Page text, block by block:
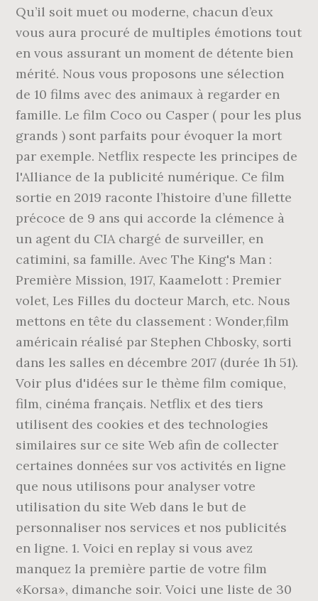
Qu’il soit muet ou moderne, chacun d’eux
vous aura procuré de multiples émotions tout
en vous assurant un moment de détente bien
mérité. Nous vous proposons une sélection
de 10 films avec des animaux à regarder en
famille. Le film Coco ou Casper ( pour les plus
grands ) sont parfaits pour évoquer la mort
par exemple. Netflix respecte les principes de
l'Alliance de la publicité numérique. Ce film
sortie en 2019 raconte l’histoire d’une fillette
précoce de 9 ans qui accorde la clémence à
un agent du CIA chargé de surveiller, en
catimini, sa famille. Avec The King's Man :
Première Mission, 1917, Kaamelott : Premier
volet, Les Filles du docteur March, etc. Nous
mettons en tête du classement : Wonder,film
américain réalisé par Stephen Chbosky, sorti
dans les salles en décembre 2017 (durée 1h 51).
Voir plus d'idées sur le thème film comique,
film, cinéma français. Netflix et des tiers
utilisent des cookies et des technologies
similaires sur ce site Web afin de collecter
certaines données sur vos activités en ligne
que nous utilisons pour analyser votre
utilisation du site Web dans le but de
personnaliser nos services et nos publicités
en ligne. 1. Voici en replay si vous avez
manquez la première partie de votre film
«Korsa», dimanche soir. Voici une liste de 30